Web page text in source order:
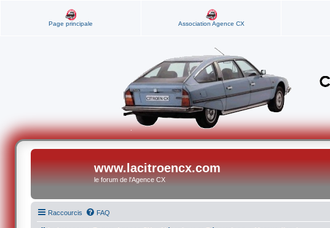
Page principale Association Agence CX
www.lacitroencx.com
le forum de l'Agence CX
Raccourcis FAQ